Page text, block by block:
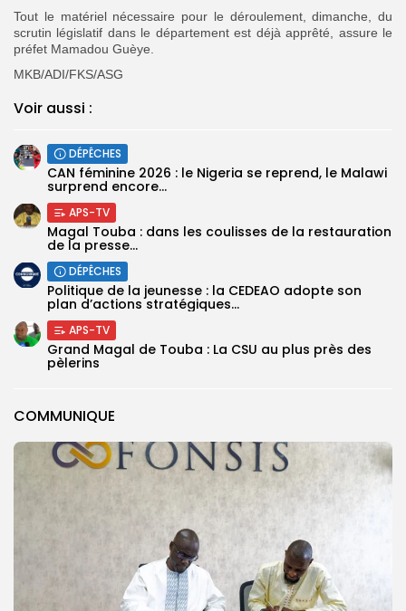
COMMUNIQUE
Tout le matériel nécessaire pour le déroulement, dimanche, du
scrutin législatif dans le département est déjà apprêté, assure le
préfet Mamadou Guèye.
MKB/ADI/FKS/ASG
Voir aussi :
DÉPÊCHES
‎CAN féminine 2026 : le Nigeria se reprend, le Malawi
surprend encore...
APS-TV
Magal Touba : dans les coulisses de la restauration
de la presse...
DÉPÊCHES
Politique de la jeunesse : la CEDEAO adopte son
plan d’actions stratégiques...
APS-TV
Grand Magal de Touba : La CSU au plus près des
pèlerins